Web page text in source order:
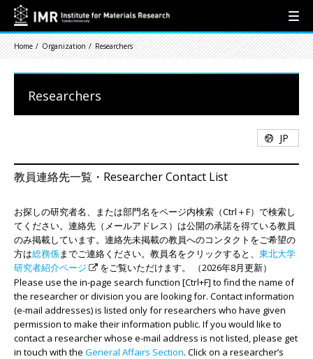
Home Organization Researchers
Researchers
JP
教員連絡先一覧・Researcher Contact List
お探しの研究者名、または部門名をページ内検索（Ctrl＋F）で検索し
てください。連絡先（メールアドレス）は公開の承諾を得ている教員
のみ掲載しています。連絡先未掲載の教員へのコンタクトをご希望の
方は総務係までご連絡ください。教員名をクリックすると、 東北大学
研究者紹介ページ
をご覧いただけます。 （2026年8月更新）
Please use the in-page search function [Ctrl+F] to find the name of
the researcher or division you are looking for. Contact information
(e-mail addresses) is listed only for researchers who have given
permission to make their information public. If you would like to
contact a researcher whose e-mail address is not listed, please get
in touch with the General Affairs Section. Click on a researcher’s